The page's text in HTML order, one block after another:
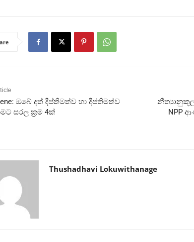
ඔබේ දත් දීප්තිමත්ව හා දීප්තිමත්ව
සරල ක්‍රම 4ක්
නීත්‍යානුකූල
NPP
Thushadhavi Lokuwithanage